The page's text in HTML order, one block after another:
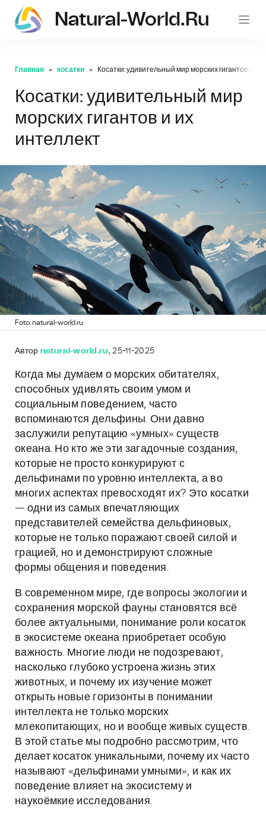
Natural-World.ru
Главная косатки Косатки: удивительный мир морских гигантов и их
Косатки: удивительный мир
морских гигантов и их
интеллект
Foto: natural-world.ru
Автор natural-world.ru , 25-11-2025
Когда мы думаем о морских обитателях,
способных удивлять своим умом и
социальным поведением, часто
вспоминаются дельфины. Они давно
заслужили репутацию «умных» существ
океана. Но кто же эти загадочные создания,
которые не просто конкурируют с
дельфинами по уровню интеллекта, а во
многих аспектах превосходят их? Это косатки
— одни из самых впечатляющих
представителей семейства дельфиновых,
которые не только поражают своей силой и
грацией, но и демонстрируют сложные
формы общения и поведения.
В современном мире, где вопросы экологии и
сохранения морской фауны становятся всё
более актуальными, понимание роли косаток
в экосистеме океана приобретает особую
важность. Многие люди не подозревают,
насколько глубоко устроена жизнь этих
животных, и почему их изучение может
открыть новые горизонты в понимании
интеллекта не только морских
млекопитающих, но и вообще живых существ.
В этой статье мы подробно рассмотрим, что
делает косаток уникальными, почему их часто
называют «дельфинами умными», и как их
поведение влияет на экосистему и
наукоёмкие исследования.